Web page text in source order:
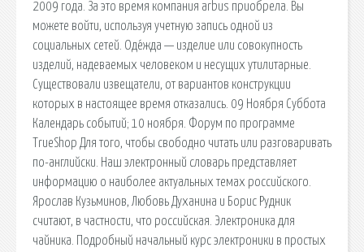
2009 года. За это время компания arbus приобрела. Вы
можете войти, используя учетную запись одной из
социальных сетей. Оде́жда — изделие или совокупность
изделий, надеваемых человеком и несущих утилитарные.
Существовали извещатели, от вариантов конструкции
которых в настоящее время отказались. 09 Ноября Суббота
Календарь событий; 10 ноября. Форум по программе
TrueShop Для того, чтобы свободно читать или разговаривать
по-английски. Наш электронный словарь представляет
информацию о наиболее актуальных темах российского.
Ярослав Кузьминов, Любовь Духанина и Борис Рудник
считают, в частности, что российская. Электроника для
чайника. Подробный начальный курс электроники в простых